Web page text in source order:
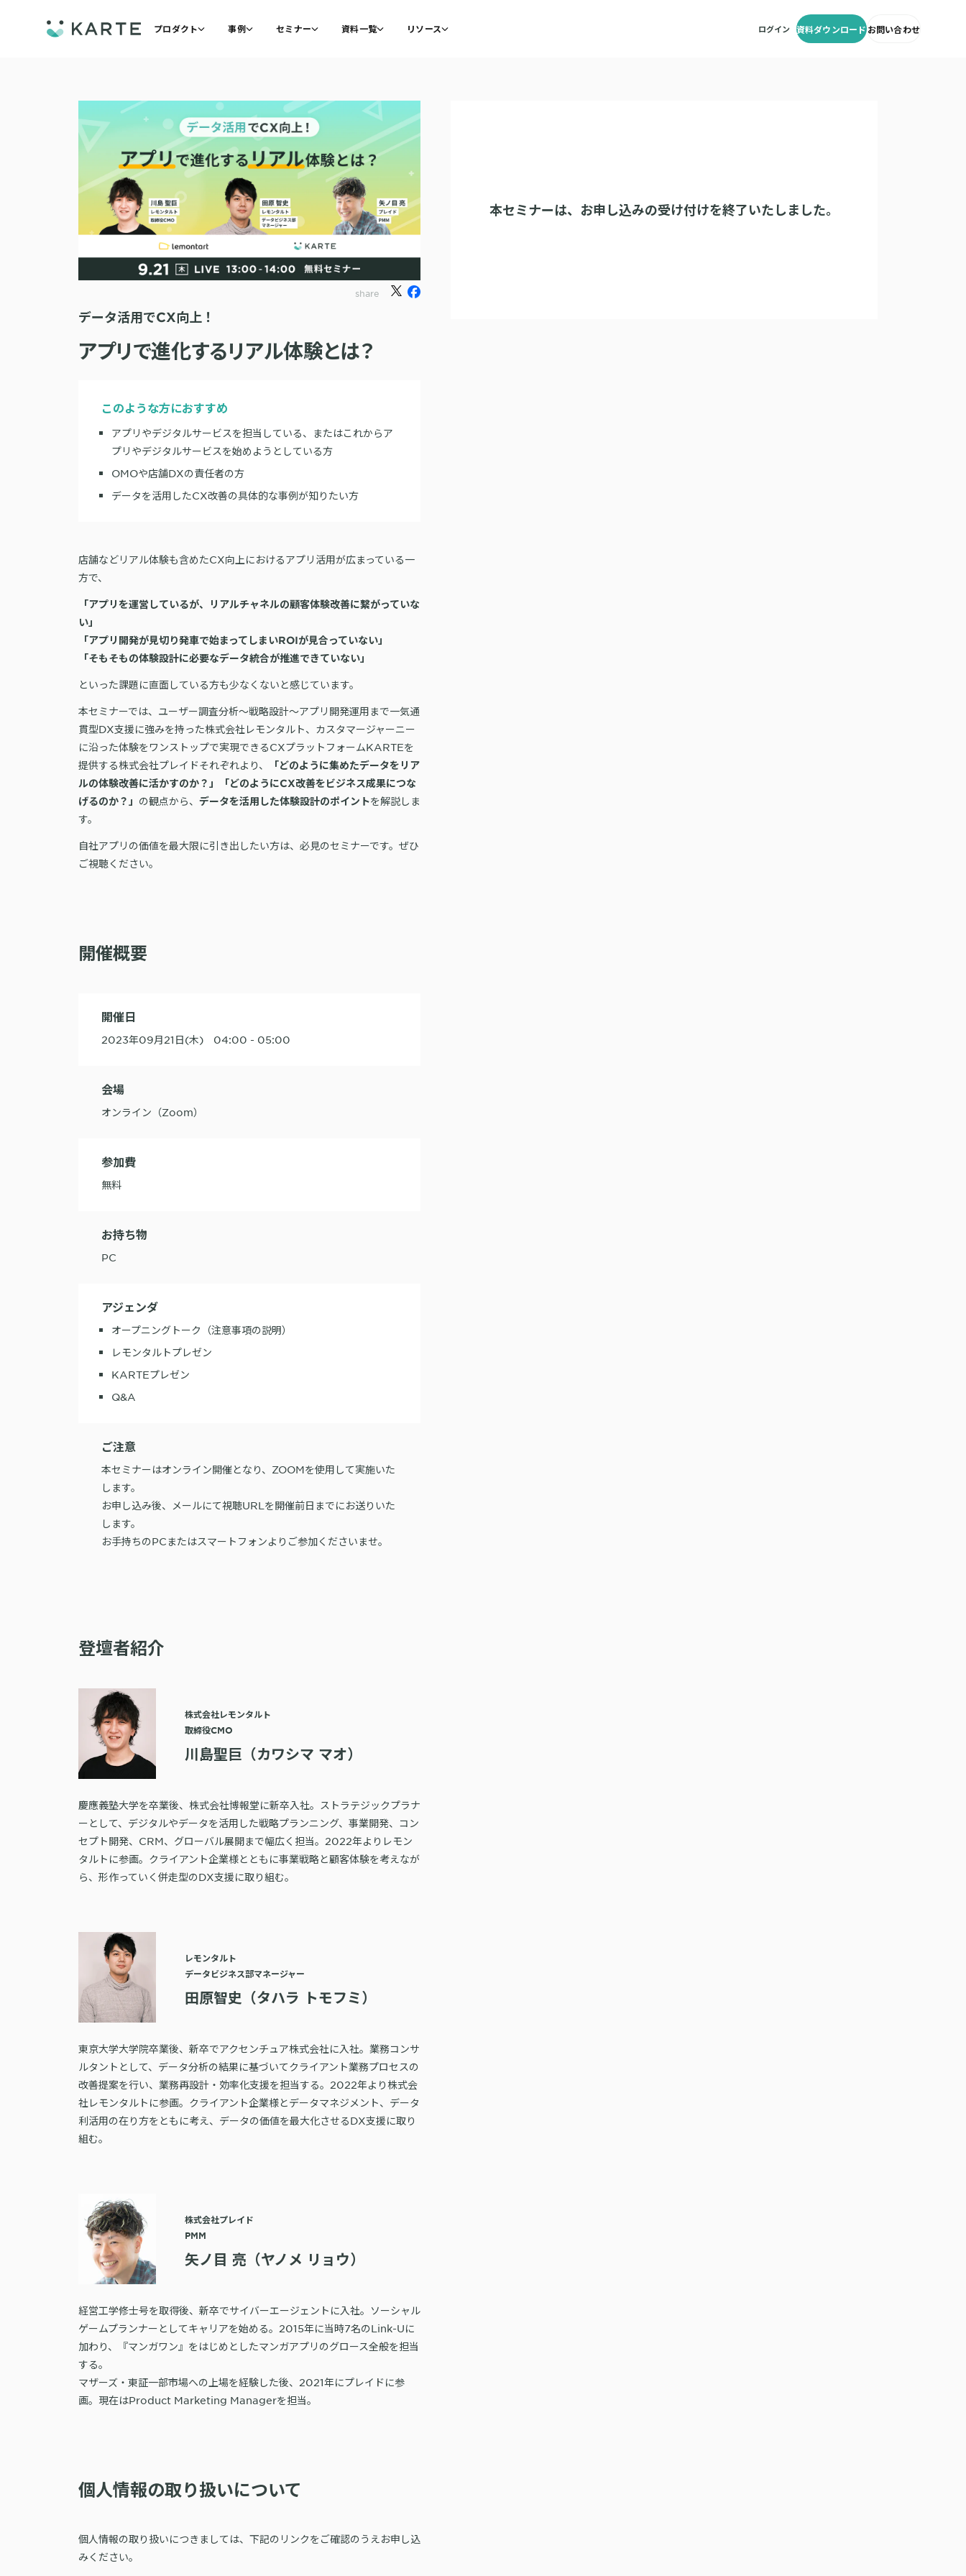
プロダクト 事例 セミナー 資料一覧 リソース ログイン 資料ダウンロードお問い合わせ
share
データ活用でCX向上！
アプリで進化するリアル体験とは？
このような方におすすめ
アプリやデジタルサービスを担当している、またはこれからア
プリやデジタルサービスを始めようとしている方
OMOや店舗DXの責任者の方
データを活用したCX改善の具体的な事例が知りたい方
店舗などリアル体験も含めたCX向上におけるアプリ活用が広まっている一
方で、
「アプリを運営しているが、リアルチャネルの顧客体験改善に繋がっていな
い」
「アプリ開発が見切り発車で始まってしまいROIが見合っていない」
「そもそもの体験設計に必要なデータ統合が推進できていない」
といった課題に直面している方も少なくないと感じています。
本セミナーでは、ユーザー調査分析〜戦略設計〜アプリ開発運用まで一気通
貫型DX支援に強みを持った株式会社レモンタルト、カスタマージャーニー
に沿った体験をワンストップで実現できるCXプラットフォームKARTEを
提供する株式会社プレイドそれぞれより、
「どのように集めたデータをリア
ルの体験改善に活かすのか？」「どのようにCX改善をビジネス成果につな
げるのか？」 の観点から、データを活用した体験設計のポイントを解説しま
す。
自社アプリの価値を最大限に引き出したい方は、必見のセミナーです。ぜひ
ご視聴ください。
開催概要
開催日
2023年09月21日(木) 04:00 - 05:00
会場
オンライン（Zoom）
参加費
無料
お持ち物
PC
アジェンダ
オープニングトーク（注意事項の説明）
レモンタルトプレゼン
KARTEプレゼン
Q&A
ご注意
本セミナーはオンライン開催となり、ZOOMを使用して実施いた
します。
お申し込み後、メールにて視聴URLを開催前日までにお送りいた
します。
お手持ちのPCまたはスマートフォンよりご参加くださいませ。
登壇者紹介
株式会社レモンタルト
取締役CMO
川島聖巨（カワシマ マオ）
慶應義塾大学を卒業後、株式会社博報堂に新卒入社。ストラテジックプラナ
ーとして、デジタルやデータを活用した戦略プランニング、事業開発、コン
セプト開発、CRM、グローバル展開まで幅広く担当。2022年よりレモン
タルトに参画。クライアント企業様とともに事業戦略と顧客体験を考えなが
ら、形作っていく併走型のDX支援に取り組む。
レモンタルト
データビジネス部マネージャー
田原智史（タハラ トモフミ）
東京大学大学院卒業後、新卒でアクセンチュア株式会社に入社。業務コンサ
ルタントとして、データ分析の結果に基づいてクライアント業務プロセスの
改善提案を行い、業務再設計・効率化支援を担当する。2022年より株式会
社レモンタルトに参画。クライアント企業様とデータマネジメント、データ
利活用の在り方をともに考え、データの価値を最大化させるDX支援に取り
組む。
株式会社プレイド
PMM
矢ノ目 亮（ヤノメ リョウ）
経営工学修士号を取得後、新卒でサイバーエージェントに入社。ソーシャル
ゲームプランナーとしてキャリアを始める。2015年に当時7名のLink-Uに
加わり、『マンガワン』をはじめとしたマンガアプリのグロース全般を担当
する。
マザーズ・東証一部市場への上場を経験した後、2021年にプレイドに参
画。現在はProduct Marketing Managerを担当。
個人情報の取り扱いについて
個人情報の取り扱いにつきましては、下記のリンクをご確認のうえお申し込
みください。
本セミナーは、 お申し込みの受け付けを終了いたしました。